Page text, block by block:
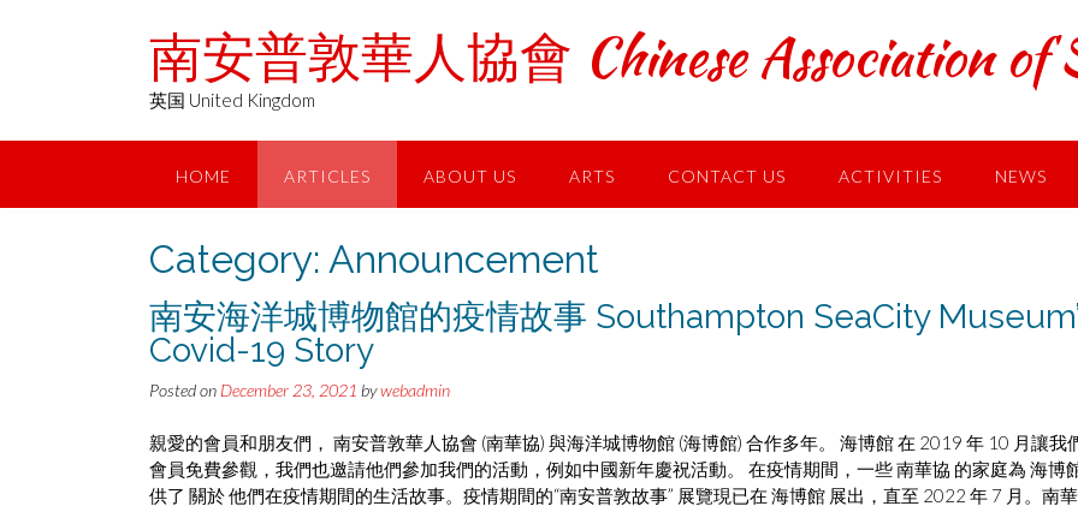
南安普敦華人協會 Chinese Association of
英国 United Kingdom
HOME ARTICLES ABOUT US ARTS CONTACT US ACTIVITIES NEWS
Category: Announcement
南安海洋城博物館的疫情故事 Southampton SeaCity
Covid-19 Story
Posted on December 23, 2021 bywebadmin
親愛的會員和朋友們， 南安普敦華人協會 (南華協) 與海洋城博物館 (海博館) 合作多年。 海博館 在 2019 年 10 月讓我
會員免費參觀，我們也邀請他們參加我們的活動，例如中國新年慶祝活動。 在疫情期間，一些 南華協 的家庭為 海博
供了 關於 他們在疫情期間的生活故事。疫情期間的“南安普敦故事” 展覽現已在 海博館 展出，直至 2022 年 7 月。南